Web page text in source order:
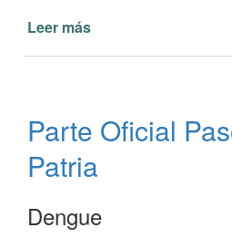
Leer más
positivos
de
Coronavirus
Parte Oficial
Patria
Dengue